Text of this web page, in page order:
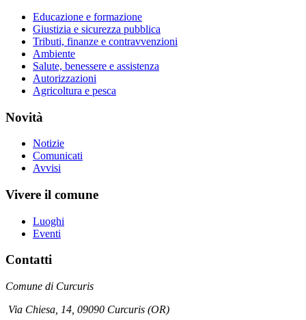
Educazione e formazione
Giustizia e sicurezza pubblica
Tributi, finanze e contravvenzioni
Ambiente
Salute, benessere e assistenza
Autorizzazioni
Agricoltura e pesca
Novità
Notizie
Comunicati
Avvisi
Vivere il comune
Luoghi
Eventi
Contatti
Comune di Curcuris
Via Chiesa, 14 09090 Curcuris (OR)